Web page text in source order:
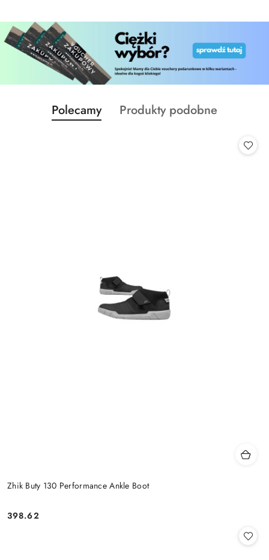
Pomiń karuzelę produktów
Produkty
o
Polecamy
Produkty
Produkty podobne
Zhik Buty 130 Performance Ankle Boot
Cena:
398.62